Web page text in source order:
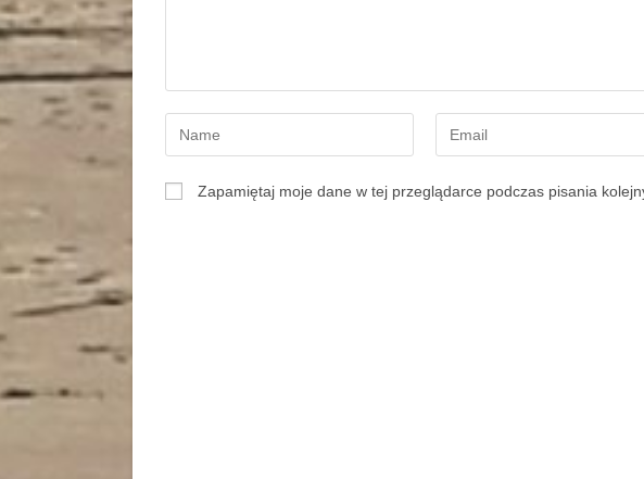
Zapamiętaj moje dane w tej przeglądarce podczas pisania